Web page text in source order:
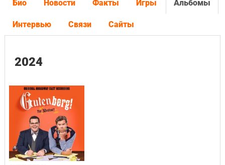
Био Новости Факты Игры Альбомы
Интервью Связи Сайты
2024